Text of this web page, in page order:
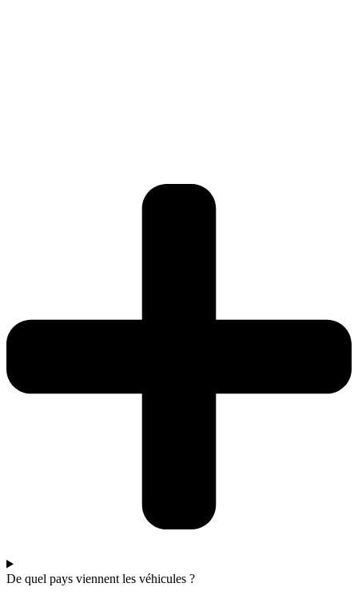
De quel pays viennent les véhicules ?